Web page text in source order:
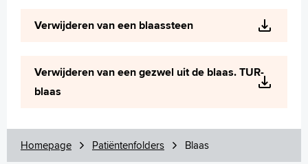
Verwijderen van een blaassteen
Verwijderen van een gezwel uit de blaas. TUR-
blaas
Homepage Patiëntenfolders Blaas